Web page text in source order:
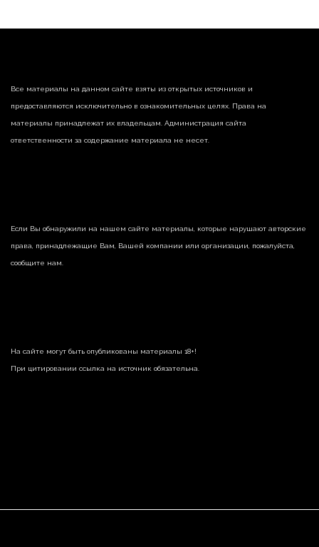
Все материалы на данном сайте взяты из открытых источников и
предоставляются исключительно в ознакомительных целях. Права на
материалы принадлежат их владельцам. Администрация сайта
ответственности за содержание материала не несет.
Если Вы обнаружили на нашем сайте материалы, которые нарушают авторские
права, принадлежащие Вам, Вашей компании или организации, пожалуйста,
сообщите нам.
На сайте могут быть опубликованы материалы 18+!
При цитировании ссылка на источник обязательна.